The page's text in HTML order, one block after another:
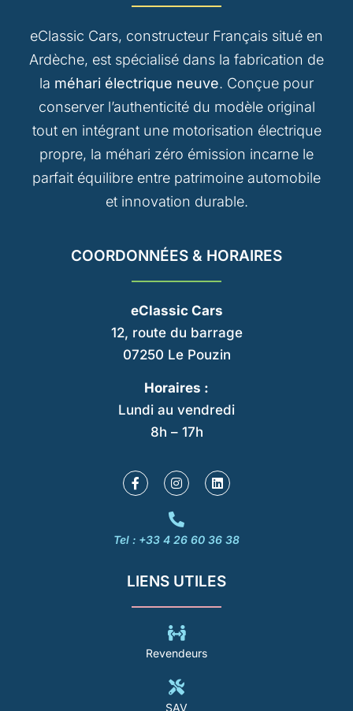
eClassic Cars, constructeur Français situé en
Ardèche, est spécialisé dans la fabrication de
la méhari électrique neuve. Conçue pour
conserver l’authenticité du modèle original
tout en intégrant une motorisation électrique
propre, la méhari zéro émission incarne le
parfait équilibre entre patrimoine automobile
et innovation durable.
COORDONNÉES & HORAIRES
eClassic Cars
12, route du barrage
07250 Le Pouzin
Horaires :
Lundi au vendredi
8h – 17h
Tel : +33 4 26 60 36 38
LIENS UTILES
Revendeurs
SAV